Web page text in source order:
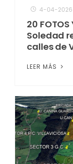
4-04-2026
20
Soledad
calles de
LEER MÁS